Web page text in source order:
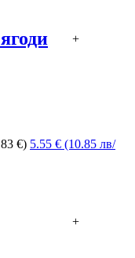
+
€) 5.55 € (10.85 лв/
+